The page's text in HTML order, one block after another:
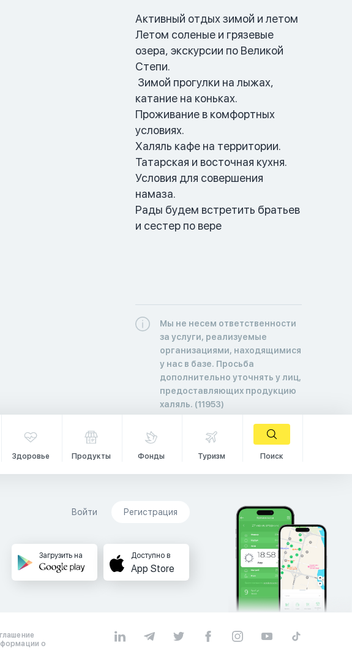
Активный отдых зимой и летом
Летом соленые и грязевые
озера, экскурсии по Великой
Степи.
катание на коньках.
Проживание в комфортных
условиях.
Халяль кафе на территории.
Татарская и восточная кухня.
Условия для совершения
намаза.
Рады будем встретить братьев
и сестер по вере
Мы не несем ответственности
за услуги, реализуемые
организациями, находящимися
у нас в базе. Просьба
дополнительно уточнять у лиц,
предоставляющих продукцию
халяль. (11953)
Здоровье Продукты Фонды Туризм Поиск
Войти Регистрация
Загрузить на Доступно в
App Store
о